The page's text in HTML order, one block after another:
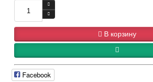
В корзину
Facebook